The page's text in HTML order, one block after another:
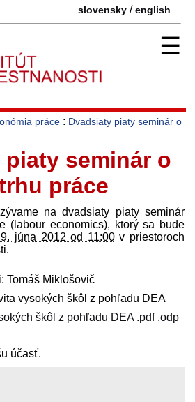
slovensky /english
☰
práce : Dvadsiaty piaty seminár o
piaty seminár o
práce
na dvadsiaty piaty seminár
(labour economics), ktorý sa bude
júna 2012 od 11:00v priestoroch
Tomáš Miklošovič
vysokých škôl z pohľadu DEA
škôl z pohľadu DEA .pdf .odp
účasť.